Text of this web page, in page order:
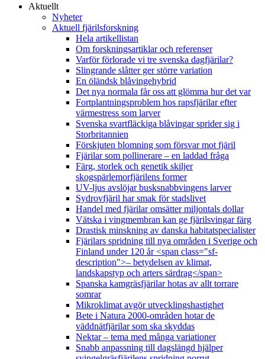
Aktuellt
Nyheter
Aktuell fjärilsforskning
Hela artikellistan
Om forskningsartiklar och referenser
Varför förlorade vi tre svenska dagfjärilar?
Slingrande slåtter ger större variation
En öländsk blåvingehybrid
Det nya normala får oss att glömma hur det var
Fortplantningsproblem hos rapsfjärilar efter
värmestress som larver
Svenska svartfläckiga blåvingar sprider sig i
Storbritannien
Förskjuten blomning som försvar mot fjäril
Fjärilar som pollinerare – en laddad fråga
Färg, storlek och genetik skiljer
skogspärlemorfjärilens former
UV-ljus avslöjar busksnabbvingens larver
Sydrovfjäril har smak för stadslivet
Handel med fjärilar omsätter miljontals dollar
Vätska i vingmembran kan ge fjärilsvingar färg
Drastisk minskning av danska habitatspecialister
Fjärilars spridning till nya områden i Sverige och
Finland under 120 år <span class="sf-
description">– betydelsen av klimat,
landskapstyp och arters särdrag</span>
Spanska kamgräsfjärilar hotas av allt torrare
somrar
Mikroklimat avgör utvecklingshastighet
Bete i Natura 2000-områden hotar de
väddnätfjärilar som ska skyddas
Nektar – tema med många variationer
Snabb anpassning till dagslängd hjälper